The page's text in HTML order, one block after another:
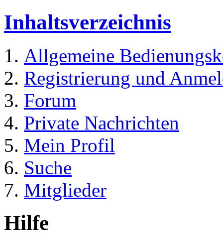
Inhaltsverzeichnis
Allgemeine
Registrierung und
Forum
Private Nachrichten
Mein Profil
Suche
Mitglieder
Hilfe